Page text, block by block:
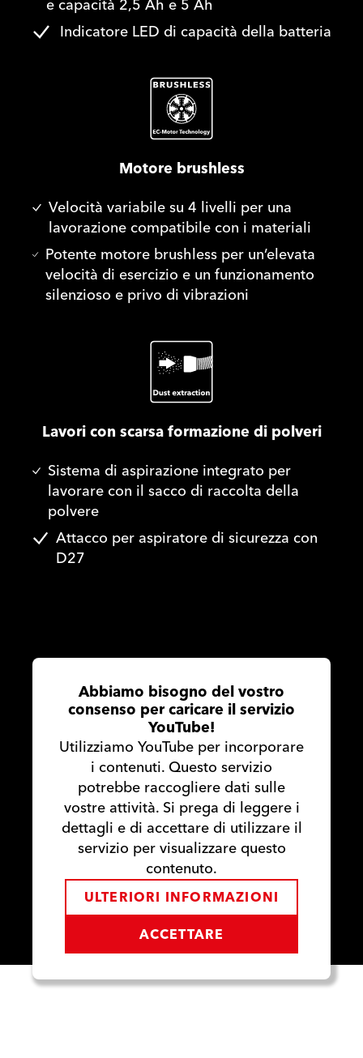
e capacità 2,5 Ah e 5 Ah
Indicatore LED di capacità della batteria
Motore brushless
Velocità variabile su 4 livelli per una
lavorazione compatibile con i materiali
Potente motore brushless per un’elevata
velocità di esercizio e un funzionamento
silenzioso e privo di vibrazioni
Lavori con scarsa formazione di polveri
Sistema di aspirazione integrato per
lavorare con il sacco di raccolta della
polvere
Attacco per aspiratore di sicurezza con
D27
Abbiamo bisogno del vostro
consenso per caricare il servizio
YouTube!
Utilizziamo YouTube per incorporare
i contenuti. Questo servizio
potrebbe raccogliere dati sulle
vostre attività. Si prega di leggere i
dettagli e di accettare di utilizzare il
servizio per visualizzare questo
contenuto.
ULTERIORI INFORMAZIONI
ACCETTARE